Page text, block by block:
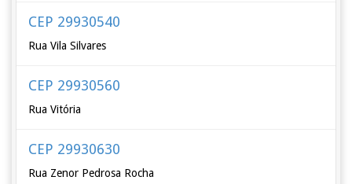
CEP 29930540
Rua Vila Silvares
CEP 29930560
Rua Vitória
CEP 29930630
Rua Zenor Pedrosa Rocha